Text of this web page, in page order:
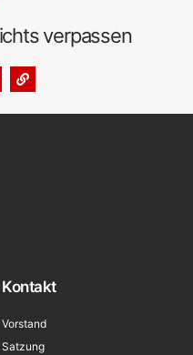
verpassen
Kontakt
Vorstand
Satzung